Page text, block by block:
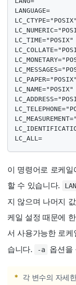
LANGUAGE=
LC_CTYPE="POSIX"
LC_TIME="POSIX"
LC_PAPER="POSIX"
LC_NAME="POSIX"
LC_ALL=
이 명령어로 로케
할 수 있습니다.
지 않으며 나머지
케일 설정 때문에
서 사용가능한 로케
습니다.
-a 옵션을
* 각 변수의 자세